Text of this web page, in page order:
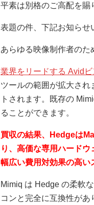
平素は別格のご高配を賜
表題の件、下記お知らせ
あらゆる映像制作者のた
業界をリードする Avidビ
ツールの範囲が拡大さ
トされます。既存の
ることができます。
買収の結果、Hedgeは
り、高価な専用ハード
幅広い費用対効果の高い
Mimiq は Hedge の柔軟
コンと完全に互換性があ